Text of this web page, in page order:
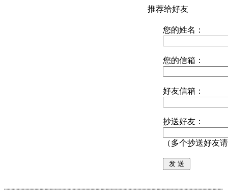
推荐给好友
您的姓名：
您的信箱：
好友信箱：
抄送好友：
（多个抄送好友
┈┈┈┈┈┈┈┈┈┈┈┈┈┈┈┈┈┈┈┈┈┈┈┈┈┈┈┈┈┈┈┈┈┈┈┈┈┈┈┈┈┈┈